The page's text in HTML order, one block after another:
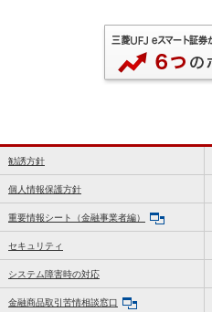
勧誘方針
個人情報保護方針
重要情報シート（金融事業者編）
セキュリティ
システム障害時の対応
金融商品取引苦情相談窓口